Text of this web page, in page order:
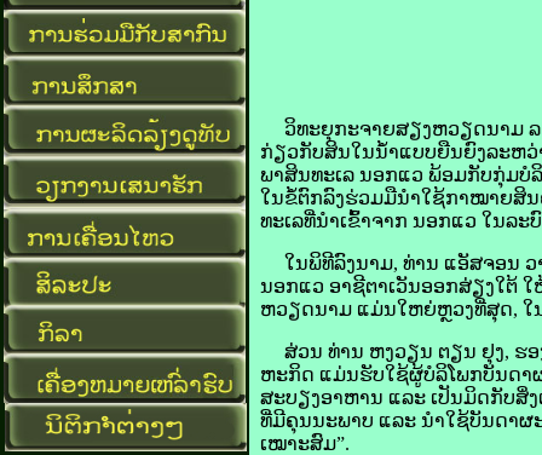
ວິທະຍຸ​ກະຈາຍສຽງ​ຫວຽດນາມ ລ
ກ່ຽວ​ກັບ​ສິນ​ໃນ​ນ້ຳ​ແບບ​ຍືນ​ຍົງ​ລະຫວ່
ພາ​ສິນ​ທະເລ ນອກ​ແວ ພ້ອມ​ກັບ​ກຸ່ມ​ບໍລິ
ໃນ​ຂໍ້​ຕົກລົງ​ຮ່ວມ​ມື​ນຳ​ໃຊ້​ກາ​ໝາຍ​ສິນຄ້
ທະເລ​ທີ່​ນຳ​ເຂົ້າ​ຈາກ ນອກ​ແວ ໃນ​ລະ
ໃນ​ພິທີ​ລົງ​ນາມ, ທ່ານ ແອັສ​ຈອນ ວາ​
ນອກ​ແວ ອາຊີ​ຕາເວັນ​ອອກ​ສ່ຽງ​ໃຕ້
ຫວຽດນາມ ແມ່ນ​ໃຫຍ່​ຫຼວງ​ທີ່​ສຸດ,
ສ່ວນ ​ທ່ານ ຫງວ​​ຽນ ຕຽນ ​ຢຸງ, ຮອ
ຫະ​ກິດ ແມ່ນ​ຮັບ​ໃຊ້​ຜູ້​ບໍລິໂພກ​ບັນດາ​
ສະບຽງ​ອາຫານ ແລະ ເປັນ​ມິດ​ກັບ​ສິ່
ທີ່​ມີ​ຄຸນ​ນະ​ພາບ ແລະ ນຳ​ໃຊ້​ບັນດາ​
ເໝາະ​ສົມ”.